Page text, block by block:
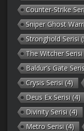
Counter-Strike
Sniper Ghost
Stronghold Serisi
The Witcher
Baldur’s Gate
Crysis Serisi (4)
Deus Ex Serisi (4)
Divinity Serisi (4)
Metro Serisi (4)